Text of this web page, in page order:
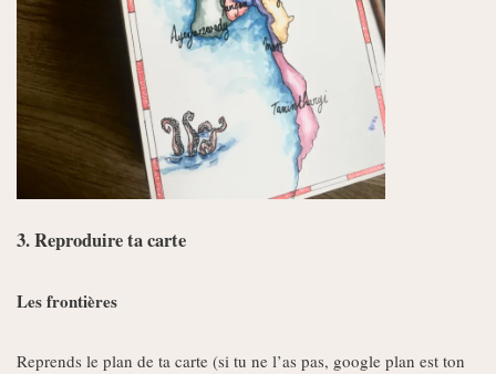
3. Reproduire ta carte
Les frontières
Reprends le plan de ta carte (si tu ne l’as pas, google plan est ton